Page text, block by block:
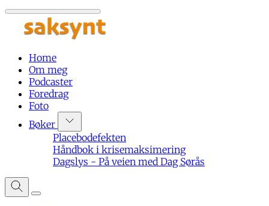
Home
Om meg
Podcaster
Foredrag
Foto
Bøker
Placebodefekten
Håndbok i krisemaksimering
Dagslys - På veien med Dag Sørås